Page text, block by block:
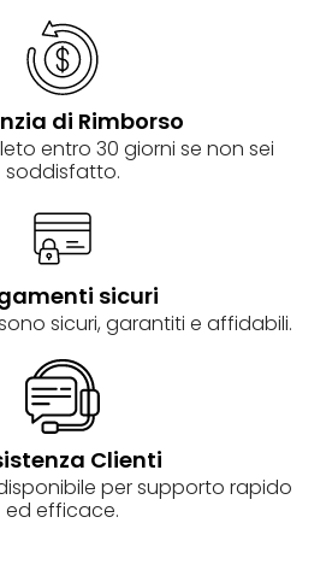
di Rimborso
entro 30 giorni se non sei
soddisfatto.
sicuri
sicuri, garantiti e affidabili.
Clienti
per supporto rapido
ed efficace.